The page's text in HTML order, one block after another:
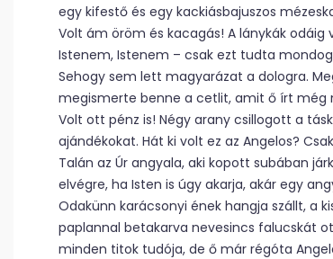
egy kifestő és egy kackiásbajuszos
Volt ám öröm és kacagás! A lánykák
Istenem, Istenem – csak ezt tudta
Sehogy sem lett magyarázat a dologra.
megismerte benne a cetlit, amit ő írt még
Volt ott pénz is! Négy arany csillogott a
ajándékokat. Hát ki volt ez az Angelos?
Talán az Úr angyala, aki kopott subában
elvégre, ha Isten is úgy akarja, akár egy
Odakünn karácsonyi ének hangja szállt, a
paplannal betakarva nevesincs falucskát
minden titok tudója, de ő már régóta